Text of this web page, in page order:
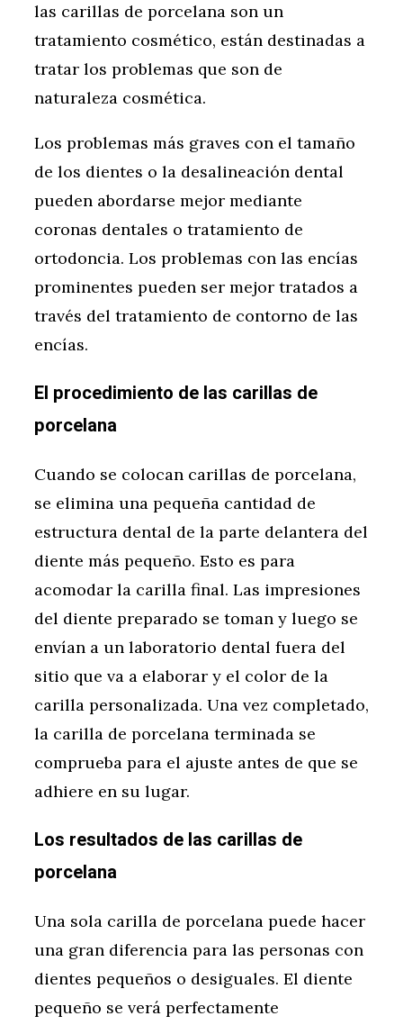
las carillas de porcelana son un
tratamiento cosmético, están destinadas a
tratar los problemas que son de
naturaleza cosmética.
Los problemas más graves con el tamaño
de los dientes o la desalineación dental
pueden abordarse mejor mediante
coronas dentales o tratamiento de
ortodoncia. Los problemas con las encías
prominentes pueden ser mejor tratados a
través del tratamiento de contorno de las
encías.
El procedimiento de las carillas de
porcelana
Cuando se colocan carillas de porcelana,
se elimina una pequeña cantidad de
estructura dental de la parte delantera del
diente más pequeño. Esto es para
acomodar la carilla final. Las impresiones
del diente preparado se toman y luego se
envían a un laboratorio dental fuera del
sitio que va a elaborar y el color de la
carilla personalizada. Una vez completado,
la carilla de porcelana terminada se
comprueba para el ajuste antes de que se
adhiere en su lugar.
Los resultados de las carillas de
porcelana
Una sola carilla de porcelana puede hacer
una gran diferencia para las personas con
dientes pequeños o desiguales. El diente
pequeño se verá perfectamente